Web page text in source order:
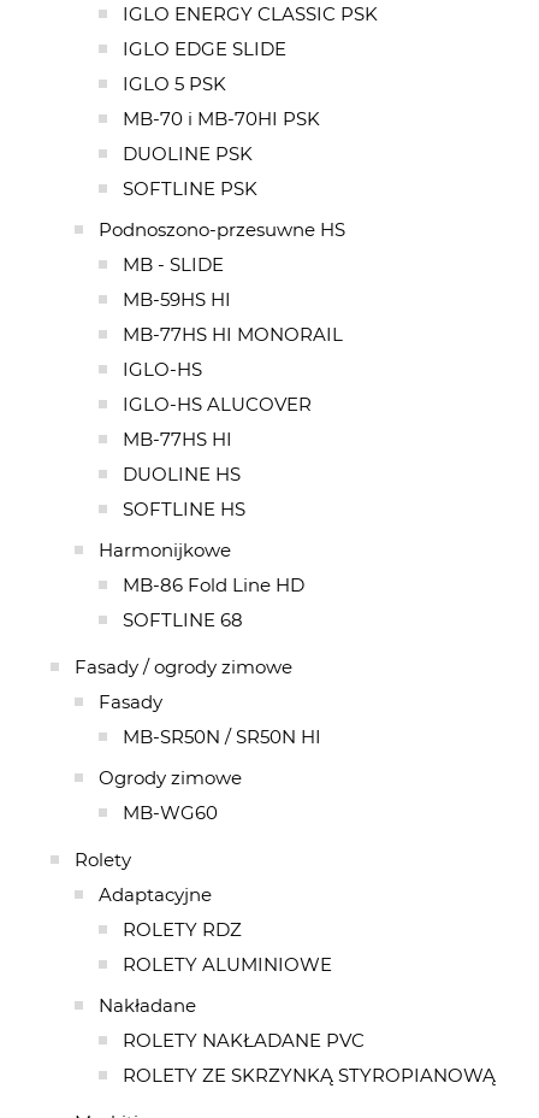
IGLO ENERGY CLASSIC PSK
IGLO EDGE SLIDE
IGLO 5 PSK
MB-70 i MB-70HI PSK
DUOLINE PSK
SOFTLINE PSK
Podnoszono-przesuwne HS
MB - SLIDE
MB-59HS HI
MB-77HS HI MONORAIL
IGLO-HS
IGLO-HS ALUCOVER
MB-77HS HI
DUOLINE HS
SOFTLINE HS
Harmonijkowe
MB-86 Fold Line HD
SOFTLINE 68
Fasady / ogrody zimowe
Fasady
MB-SR50N / SR50N HI
Ogrody zimowe
MB-WG60
Rolety
Adaptacyjne
ROLETY RDZ
ROLETY ALUMINIOWE
Nakładane
ROLETY NAKŁADANE PVC
ROLETY ZE SKRZYNKĄ STYROPIANOWĄ